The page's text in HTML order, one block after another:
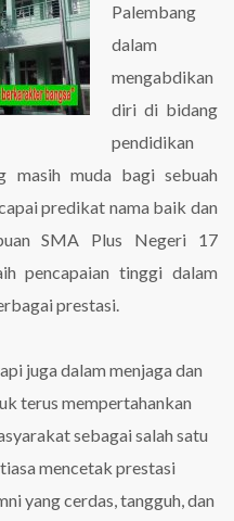
Palembang
dalam
mengabdikan
diri di bidang
pendidikan
masih muda bagi sebuah
predikat nama baik dan
SMA Plus Negeri 17
pencapaian tinggi dalam
prestasi.
juga dalam menjaga dan
terus mempertahankan
sebagai salah satu
mencetak prestasi
yang cerdas, tangguh, dan